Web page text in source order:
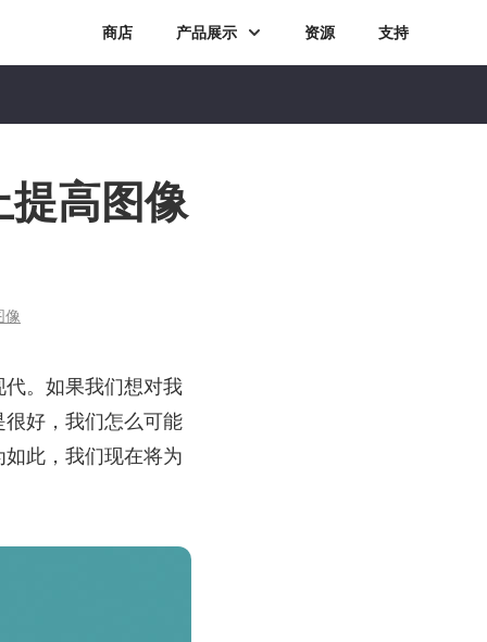
商店 产品展示 资源 支持
高图像
像
。如果我们想对我
好，我们怎么可能
此，我们现在将为